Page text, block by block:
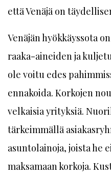
että Venäjä on
Venäjän hyökkäyssota
raaka-aineiden ja
ole voitu edes
ennakoida. Korkojen
velkaisia yrityksiä.
tärkeimmällä
asuntolainoja, joista he
maksamaan korkoja.